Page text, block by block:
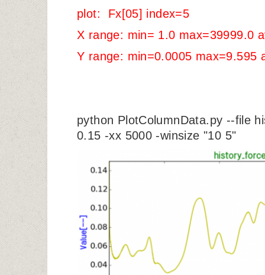
plot: Fx[05] index=5
X range: min= 1.0 max=39999.0
Y range: min=0.0005 max=9.595
python PlotColumnData.py --file
0.15 -xx 5000 -winsize "10 5"